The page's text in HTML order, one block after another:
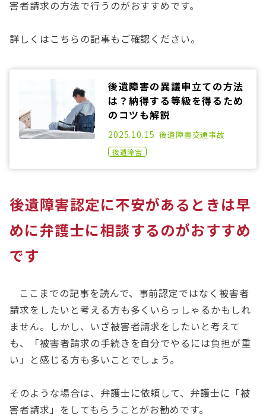
害者請求の方法で行うのがおすすめです。
詳しくはこちらの記事もご確認ください。
後遺障害の異議申立ての方法
は？納得する等級を得るため
のコツも解説
2021.03.31
2025.10.15 後遺障害交通事故
後遺障害
後遺障害認定に不安があるときは早
めに弁護士に相談するのがおすすめ
です
ここまでの記事を読んで、事前認定ではなく被害者
請求をしたいと考える方も多くいらっしゃるかもしれ
ません。しかし、いざ被害者請求をしたいと考えて
も、「被害者請求の手続きを自分でやるには負担が重
い」と感じる方も多いことでしょう。
そのような場合は、弁護士に依頼して、弁護士に「被
害者請求」をしてもらうことがお勧めです。